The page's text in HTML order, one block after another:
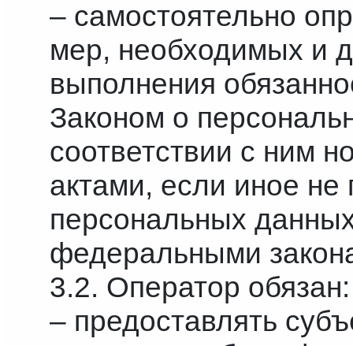
– самостоятельно
мер, необходимых и
выполнения
Законом о
соответствии с ним
актами, если иное
персональных
федеральными
3.2. Оператор обязан:
– предоставлять